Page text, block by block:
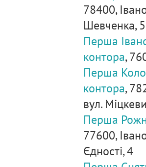
78400,
Шевченка, 5
Перша
контора,
Перша
контора,
вул.
Перша
77600,
Єдності, 4